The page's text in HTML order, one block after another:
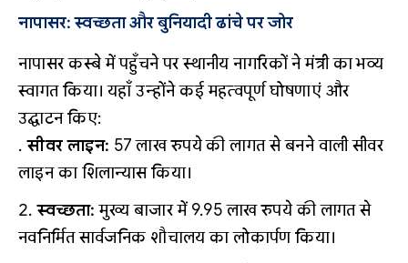
नापासर: स्वच्छता और बुनियादी ढांचे पर जोर
नापासर कस्बे में पहुँचने पर स्थानीय नागरिकों ने मंत्री का भव्य
स्वागत किया। यहाँ उन्होंने कई महत्वपूर्ण घोषणाएं और
उद्घाटन किए:
सीवर लाइन: 57 लाख रुपये की लागत से बनने वाली सीवर
लाइन का शिलान्यास किया।
स्वच्छता: मुख्य बाजार में 9.95 लाख रुपये की लागत से
नवनिर्मित सार्वजनिक शौचालय का लोकार्पण किया।